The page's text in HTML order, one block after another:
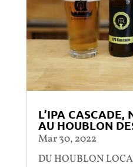
L’IPA CASCADE,
AU HOUBLON
Mar 30, 2022
DU HOUBLON